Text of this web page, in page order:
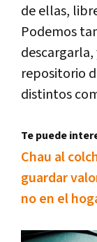
de ellas,
Podemos
repositorio
distintos
Te puede
Chau al
guardar
no en el